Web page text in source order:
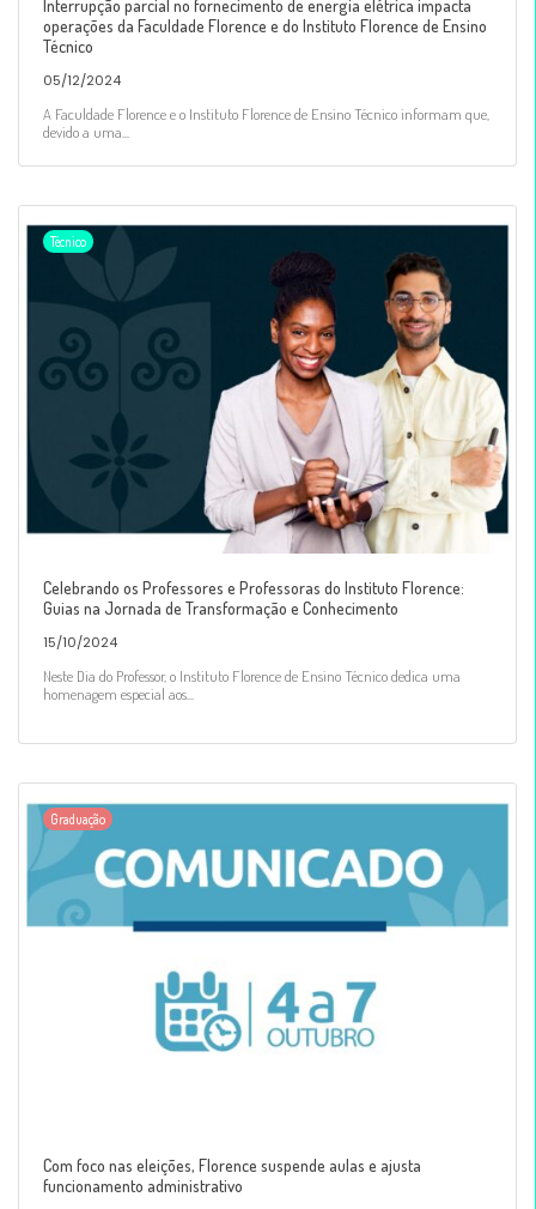
operações da Faculdade Florence e do Instituto Florence de Ensino
Técnico
05/12/2024
A Faculdade Florence e o Instituto Florence de Ensino Técnico informam que,
devido a uma...
Técnico
Celebrando os Professores e Professoras do Instituto Florence:
Guias na Jornada de Transformação e Conhecimento
15/10/2024
Neste Dia do Professor, o Instituto Florence de Ensino Técnico dedica uma
homenagem especial aos...
Graduação
Com foco nas eleições, Florence suspende aulas e ajusta
funcionamento administrativo